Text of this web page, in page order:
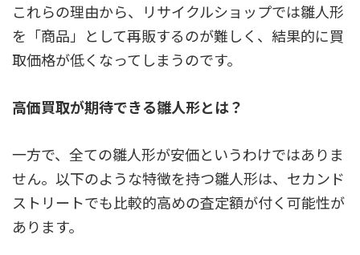
これらの理由から、リサイクルショップでは雛人形
を「商品」として再販するのが難しく、結果的に買
取価格が低くなってしまうのです。
高価買取が期待できる雛人形とは？
一方で、全ての雛人形が安価というわけではありま
せん。以下のような特徴を持つ雛人形は、セカンド
ストリートでも比較的高めの査定額が付く可能性が
あります。